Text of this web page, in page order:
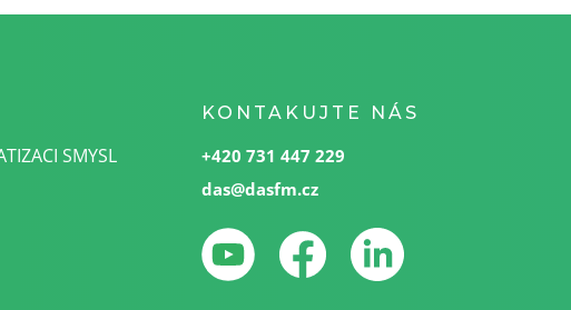
SMYSL
KONTAKUJTE NÁS
+420 731 447 229
das@dasfm.cz